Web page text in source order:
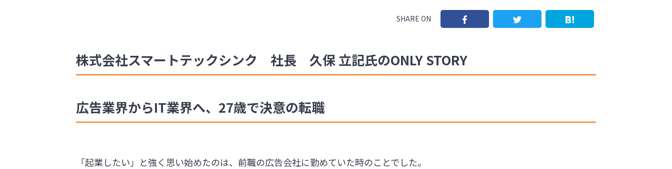
SHARE ON
株式会社スマートテックシンク 社長 久保 立記氏のONLY STORY
広告業界からIT業界へ、27歳で決意の転職
「起業したい」と強く思い始めたのは、前職の広告会社に勤めていた時のことでした。